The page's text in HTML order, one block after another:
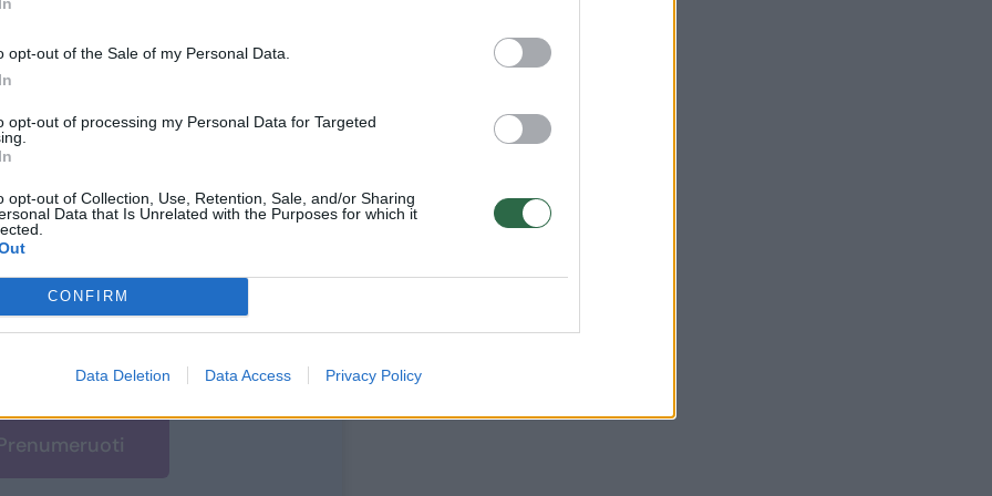
opt-out of the Sale of my Personal Data.
opt-out of processing my Personal Data for Targeted
opt-out of Collection, Use, Retention, Sale, and/or Sharing
Data that Is Unrelated with the Purposes for which it
CONFIRM
Data Deletion Data Access Privacy Policy
skaityti
toliau?
mūsų bendruomenės
prenumeratoriumi
1